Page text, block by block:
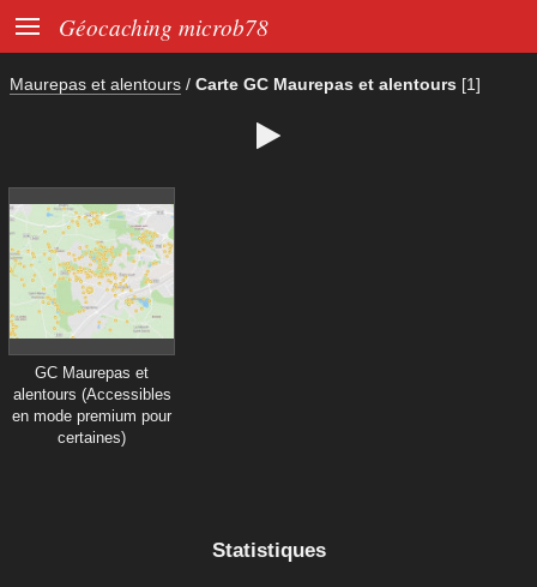
 Géocaching microb78
Maurepas et alentours / Carte GC Maurepas et alentours [1]

GC Maurepas et
alentours (Accessibles
en mode premium pour
certaines)
Statistiques